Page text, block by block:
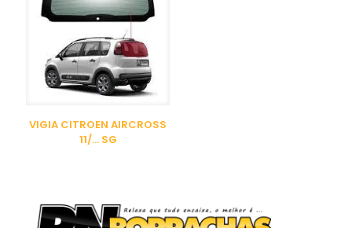
VIGIA CITROEN AIRCROSS
11/… SG